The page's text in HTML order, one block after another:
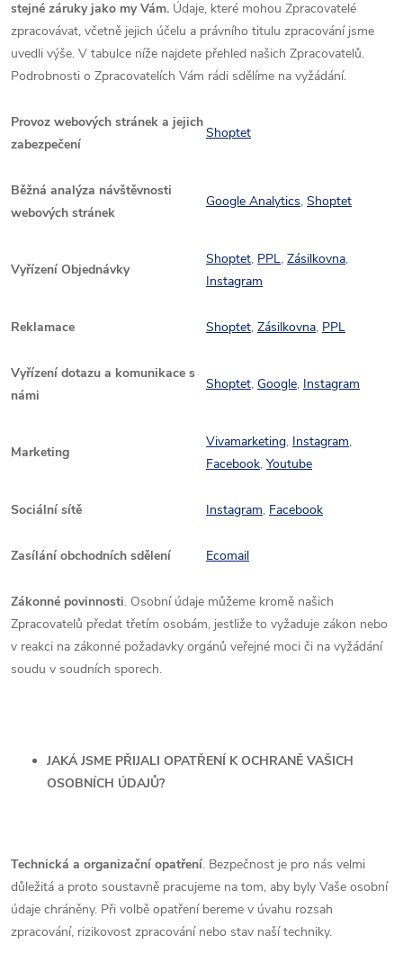
stejné záruky jako my Vám. Údaje, které mohou Zpracovatelé
zpracovávat, včetně jejich účelu a právního titulu zpracování jsme
uvedli výše. V tabulce níže najdete přehled našich Zpracovatelů.
Podrobnosti o Zpracovatelích Vám rádi sdělíme na vyžádání.
Provoz webových stránek a jejich
zabezpečení
Shoptet
Běžná analýza návštěvnosti
webových stránek
Google Analytics, Shoptet
Vyřízení Objednávky
Shoptet, PPL, Zásilkovna,
Instagram
Reklamace Shoptet, Zásilkovna, PPL
Vyřízení dotazu a komunikace s
námi
Shoptet, Google, Instagram
Marketing
Vivamarketing, Instagram,
Facebook, Youtube
Sociální sítě Instagram, Facebook
Zasílání obchodních sdělení Ecomail
Zákonné povinnosti. Osobní údaje můžeme kromě našich
Zpracovatelů předat třetím osobám, jestliže to vyžaduje zákon nebo
v reakci na zákonné požadavky orgánů veřejné moci či na vyžádání
soudu v soudních sporech.
JAKÁ JSME PŘIJALI OPATŘENÍ K OCHRANĚ VAŠICH
OSOBNÍCH ÚDAJŮ?
Technická a organizační opatření. Bezpečnost je pro nás velmi
důležitá a proto soustavně pracujeme na tom, aby byly Vaše osobní
údaje chráněny. Při volbě opatření bereme v úvahu rozsah
zpracování, rizikovost zpracování nebo stav naší techniky.